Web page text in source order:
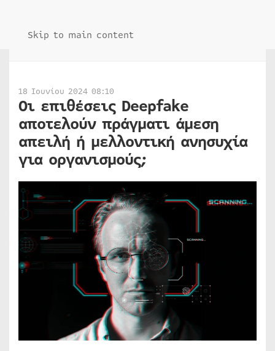
Skip to main content
18 Ιουνίου 2024 08:10
Οι επιθέσεις Deepfake
αποτελούν πράγματι άμεση
απειλή ή μελλοντική ανησυχία
για οργανισμούς;